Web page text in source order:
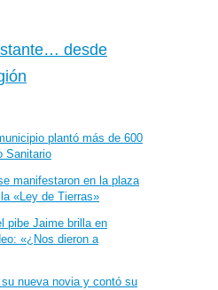
plantó más de 600
Sanitario
manifestaron en la plaza
«Ley de Tierras»
pibe Jaime brilla en
«¿Nos dieron a
nueva novia y contó su